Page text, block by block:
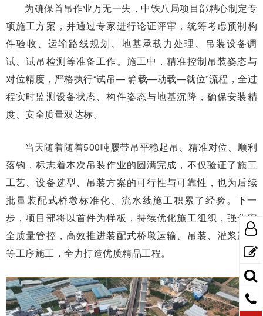
为确保首吊作业万无一失，中铁八局项目部精心制定专
项施工方案，并通过专家进行论证评审，统筹考虑预制构
件验收、运输路线规划、地基承载力处理、吊装设备调
试、试吊检测等准备工作。施工中，精准控制吊装姿态与
对位精度，严格执行“试吊— 静载—动载—就位”流程，全过
程实时监测设备状态、构件姿态与地基沉降，确保安装精
度、安全质量双达标。
当天随着随着500吨履带吊平稳起吊、精准对位、顺利
落钩，标志着本次吊装作业的圆满完成，不仅验证了施工
工艺、设备选型、吊装方案的可行性与可靠性，也为后续
批量装配式桥墩标准化、流水线施工积累了经验。下一
步，项目部将以首件为样板，持续优化施工组织，强化安
全质量管控，高效推进装配式桥墩运输、吊装、灌浆连接
等工序施工，全力打造优质精品工程。